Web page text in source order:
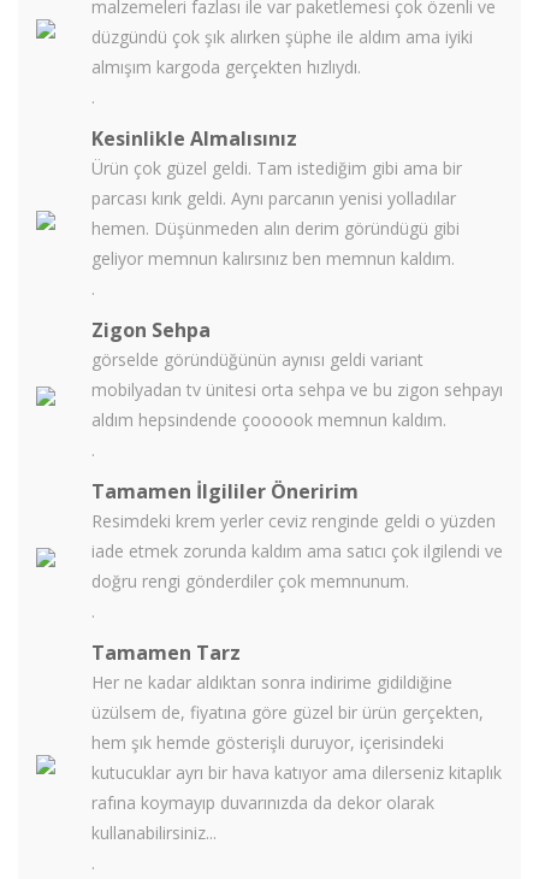
malzemeleri fazlası ile var paketlemesi çok özenli ve
düzgündü çok şık alırken şüphe ile aldım ama iyiki
almışım kargoda gerçekten hızlıydı.
.
Kesinlikle Almalısınız
Ürün çok güzel geldi. Tam istediğim gibi ama bir
parcası kırık geldi. Aynı parcanın yenisi yolladılar
hemen. Düşünmeden alın derim göründügü gibi
geliyor memnun kalırsınız ben memnun kaldım.
.
Zigon Sehpa
görselde göründüğünün aynısı geldi variant
mobilyadan tv ünitesi orta sehpa ve bu zigon sehpayı
aldım hepsindende çoooook memnun kaldım.
.
Tamamen İlgililer Öneririm
Resimdeki krem yerler ceviz renginde geldi o yüzden
iade etmek zorunda kaldım ama satıcı çok ilgilendi ve
doğru rengi gönderdiler çok memnunum.
.
Tamamen Tarz
Her ne kadar aldıktan sonra indirime gidildiğine
üzülsem de, fiyatına göre güzel bir ürün gerçekten,
hem şık hemde gösterişli duruyor, içerisindeki
kutucuklar ayrı bir hava katıyor ama dilerseniz kitaplık
rafına koymayıp duvarınızda da dekor olarak
kullanabilirsiniz...
.